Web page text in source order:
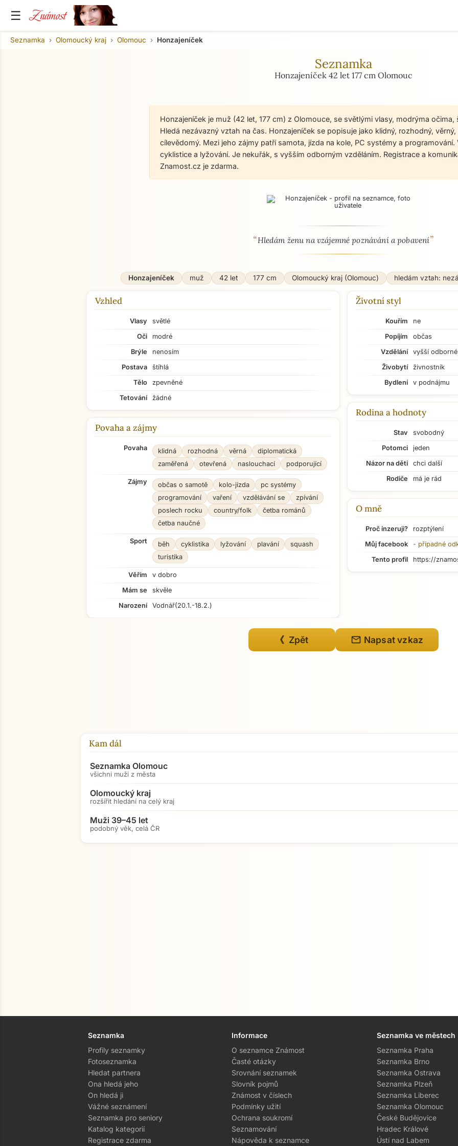
☰ Známost
Seznamka Olomoucký kraj Olomouc Honzajeníček
Seznamka
Honzajeníček 42 let 177 cm Olomouc
Honzajeníček je muž (42 let, 177 cm) z Olomouce, se světlými vlasy, modrýma očima,
Hledá nezávazný vztah na čas. Honzajeníček se popisuje jako klidný, rozhodný,
cílevědomý. Mezi jeho zájmy patří samota, jízda na kole, PC systémy a programování.
cyklistice a lyžování. Je nekuřák, s vyšším odborným vzděláním. Registrace a
Znamost.cz je zdarma.
O mně - seznamka profil
“Hledám ženu na vzájemné poznávání a pobavení”
Honzajeníček muž 42 let 177 cm Olomoucký kraj (Olomouc) hledám vztah:
Vzhled
Vlasy
světlé
Oči
modré
Brýle
nenosím
Postava
štíhlá
Tělo
zpevněné
Tetování
žádné
Povaha a zájmy
Povaha klidná rozhodná věrná
diplomatická
zaměřená
otevřená naslouchací podporující
Zájmy občas o samotě kolo-jízda
pc systémy
programování
vaření vzdělávání se
zpívání
poslech rocku
country/folk
četba románů
četba naučné
Sport běh cyklistika lyžování plavání
squash
turistika
Věřím
v dobro
Mám se
skvěle
Narození
Vodnář(20.1.-18.2.)
Životní styl
Kouřím
ne
Popíjím
občas
Vzdělání
vyšší odborné
Živobytí
živnostník
Bydlení
v podnájmu
Rodina a hodnoty
Stav
svobodný
Potomci
jeden
Názor na děti
chci další
Rodiče
má je rád
O mně
Proč inzeruji?
rozptýlení
Můj facebook
- případné
Tento profil
https://
《 Zpět mail Napsat vzkaz
Kam dál
Seznamka Olomouc
všichni muži z města
Olomoucký kraj
rozšířit hledání na celý kraj
Muži 39–45 let
podobný věk, celá ČR
Seznamka
Profily seznamky
Fotoseznamka
Hledat partnera
Ona hledá jeho
On hledá ji
Vážné seznámení
Seznamka pro seniory
Katalog kategorií
Registrace zdarma
Informace
O seznamce Známost
Časté otázky
Srovnání seznamek
Slovník pojmů
Známost v číslech
Podmínky užití
Ochrana soukromí
Seznamování
Nápověda k seznamce
Seznamka ve městech
Seznamka Praha
Seznamka Brno
Seznamka Ostrava
Seznamka Plzeň
Seznamka Liberec
Seznamka Olomouc
České Budějovice
Hradec Králové
Ústí nad Labem